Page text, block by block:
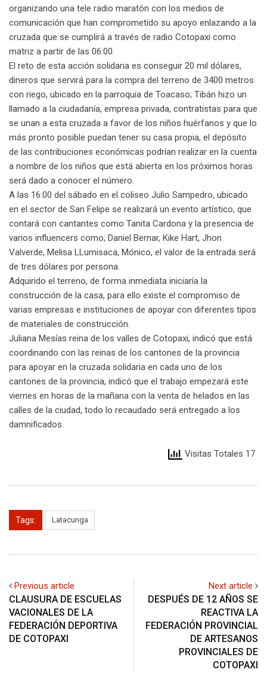
organizando una tele radio maratón con los medios de
comunicación que han comprometido su apoyo enlazando a la
cruzada que se cumplirá a través de radio Cotopaxi como
matriz a partir de las 06:00.
El reto de esta acción solidaria es conseguir 20 mil dólares,
dineros que servirá para la compra del terreno de 3400 metros
con riego, ubicado en la parroquia de Toacaso; Tibán hizo un
llamado a la ciudadanía, empresa privada, contratistas para que
se unan a esta cruzada a favor de los niños huérfanos y que lo
más pronto posible puedan tener su casa propia, el depósito
de las contribuciones económicas podrían realizar en la cuenta
a nombre de los niños que está abierta en los próximos horas
será dado a conocer el número.
A las 16:00 del sábado en el coliseo Julio Sampedro, ubicado
en el sector de San Felipe se realizará un evento artístico, que
contará con cantantes como Tanita Cardona y la presencia de
varios influencers como; Daniel Bernar, Kike Hart, Jhon
Valverde, Melisa LLumisaca, Mónico, el valor de la entrada será
de tres dólares por persona.
Adquirido el terreno, de forma inmediata iniciaría la
construcción de la casa, para ello existe el compromiso de
varias empresas e instituciones de apoyar con diferentes tipos
de materiales de construcción.
Juliana Mesías reina de los valles de Cotopaxi, indicó que está
coordinando con las reinas de los cantones de la provincia
para apoyar en la cruzada solidaria en cada uno de los
cantones de la provincia, indicó que el trabajo empezará este
viernes en horas de la mañana con la venta de helados en las
calles de la ciudad, todo lo recaudado será entregado a los
damnificados.
Visitas Totales 17
Tags: Latacunga
Previous article
CLAUSURA DE ESCUELAS
VACIONALES DE LA
FEDERACIÓN DEPORTIVA
DE COTOPAXI
Next article
DESPUÉS DE 12 AÑOS SE
REACTIVA LA
FEDERACIÓN PROVINCIAL
DE ARTESANOS
PROVINCIALES DE
COTOPAXI